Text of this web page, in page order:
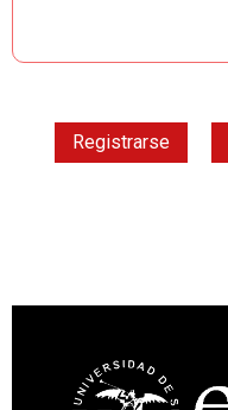
Registrarse